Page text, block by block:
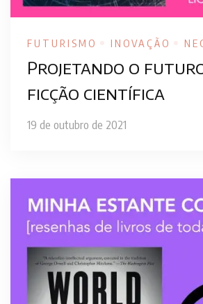
FUTURISMO INOVAÇÃO
Projetando o
ficção científica
19 de outubro de 2021